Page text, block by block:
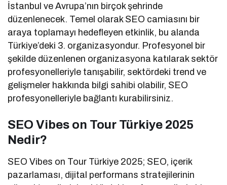
İstanbul ve Avrupa’nın birçok şehrinde
düzenlenecek. Temel olarak SEO camiasını bir
araya toplamayı hedefleyen etkinlik, bu alanda
Türkiye’deki 3. organizasyondur. Profesyonel bir
şekilde düzenlenen organizasyona katılarak sektör
profesyonelleriyle tanışabilir, sektördeki trend ve
gelişmeler hakkında bilgi sahibi olabilir, SEO
profesyonelleriyle bağlantı kurabilirsiniz.
SEO Vibes on Tour Türkiye 2025
Nedir?
SEO Vibes on Tour Türkiye 2025; SEO, içerik
pazarlaması, dijital performans stratejilerinin